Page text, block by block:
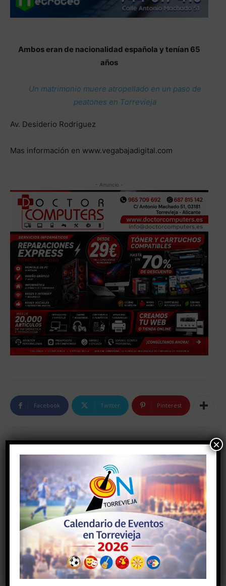
Ambos eran de nacionalidad española y tenían 65
años
Un matrimonio muere atropellado en un paso de
peatones en Torrevieja
Av. Desiderio Rodriguez
Mas información en www.vegabajadigital.com
- Anuncio -
Facebook Twitter Pinterest
CONTINÚA CON LA
ENTREGA DE LOTES DE
ALIMENTOS Y PRODUCTOS
DE PRIMERA NECESIDAD A
FAMILIAS CON ESCASOS
RECURSOS ECONÓMICOS
Artículo siguiente
ERAS DE CINE DEDICA SU
PRÓXIMA EDICIÓN AL
GÉNERO DE AVENTURAS
NOTICIAS RELACIONADAS
×